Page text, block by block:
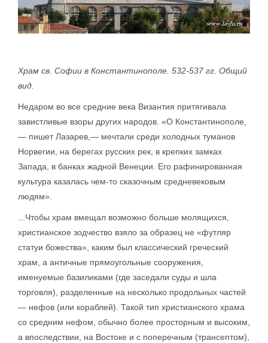
Храм св. Софии в Константинополе. 532-537 гг. Общий
вид.
Недаром во все средние века Византия притягивала
завистливые взоры других народов. «О Константинополе,
— пишет Лазарев,— мечтали среди холодных туманов
Норвегии, на берегах русских рек, в крепких замках
Запада, в банках жадной Венеции. Его рафинированная
культура казалась чем-то сказочным средневековым
людям».
...Чтобы храм вмещал возможно больше молящихся,
христианское зодчество взяло за образец не «футляр
статуи божества», каким был классический греческий
храм, а античные прямоугольные сооружения,
именуемые базиликами (где заседали суды и шла
торговля), разделенные на несколько продольных частей
— нефов (или кораблей). Такой тип христианского храма
со средним нефом, обычно более просторным и высоким,
а впоследствии, на Востоке и с поперечным (трансептом),